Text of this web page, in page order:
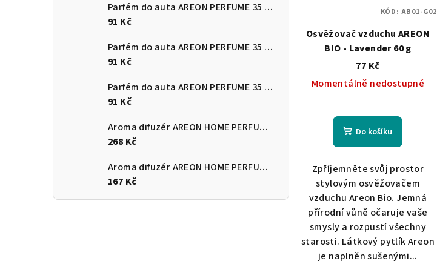
Parfém do auta AREON PERFUME 35 ml French Garden
91 Kč
Parfém do auta AREON PERFUME 35 ml Spa
91 Kč
Parfém do auta AREON PERFUME 35 ml Jasmine
91 Kč
Aroma difuzér AREON HOME PERFUME 150 ml - Honey
268 Kč
Aroma difuzér AREON HOME PERFUME 85 ml - Honey
167 Kč
Osvěžovač vzduchu AREON
BIO - Lavender 60 g
77 Kč
Momentálně nedostupné
Do košíku
Zpříjemněte svůj prostor
stylovým osvěžovačem
vzduchu Areon Bio. Jemná
přírodní vůně očaruje vaše
smysly a rozpustí všechny
starosti. Látkový pytlík Areon
je naplněn sušenými...
KÓD: AB01-G02